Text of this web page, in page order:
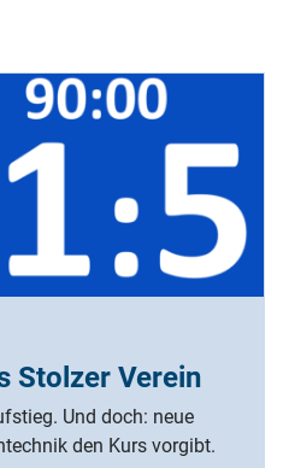
Stolzer Verein
Und doch: neue
den Kurs vorgibt.